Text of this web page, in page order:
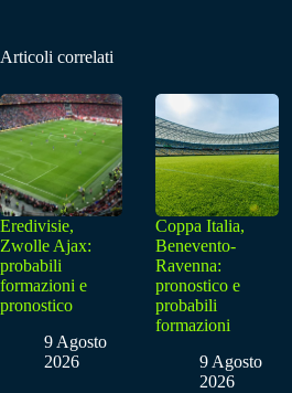
Articoli correlati
Eredivisie,
Zwolle Ajax:
probabili
formazioni e
pronostico
9 Agosto
2026
Coppa Italia,
Benevento-
Ravenna:
pronostico e
probabili
formazioni
9 Agosto
2026